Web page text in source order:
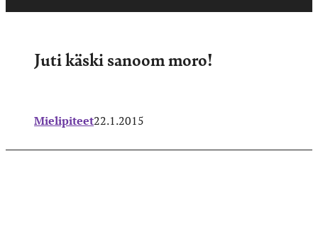
Juti käski sanoom moro!
Mielipiteet22.1.2015